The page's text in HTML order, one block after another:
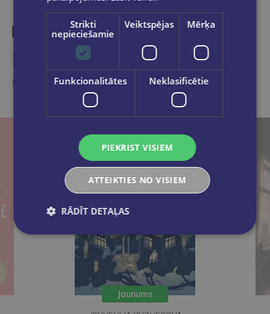
Līdzīgas preces
Ieskaties, varbūt noder
Jaunums
Strikti
nepieciešamie
Veiktspējas Mērķa
Funkcionalitātes Neklasificētie
PIEKRIST VISIEM
ATTEIKTIES NO VISIEM
RĀDĪT DETAĻAS